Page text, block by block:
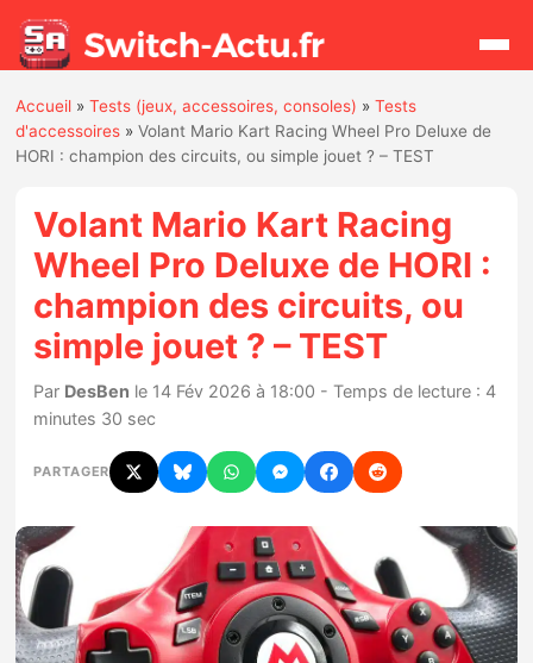
Rechercher
Actualités
Jeux
Hardware
Mises à jour
Chiffres de ventes
Rumeurs
Nintendo Direct
Tests et previews
Accueil »Tests (jeux, accessoires, consoles) »Tests
d'accessoires »Volant Mario Kart Racing Wheel Pro Deluxe de
HORI : champion des circuits, ou simple jouet ? – TEST
Volant Mario Kart Racing
Wheel Pro Deluxe de HORI :
champion des circuits, ou
simple jouet ? – TEST
Par DesBen le 14 Fév 2026 à 18:00 - Temps de lecture : 4
minutes 30 sec
PARTAGER